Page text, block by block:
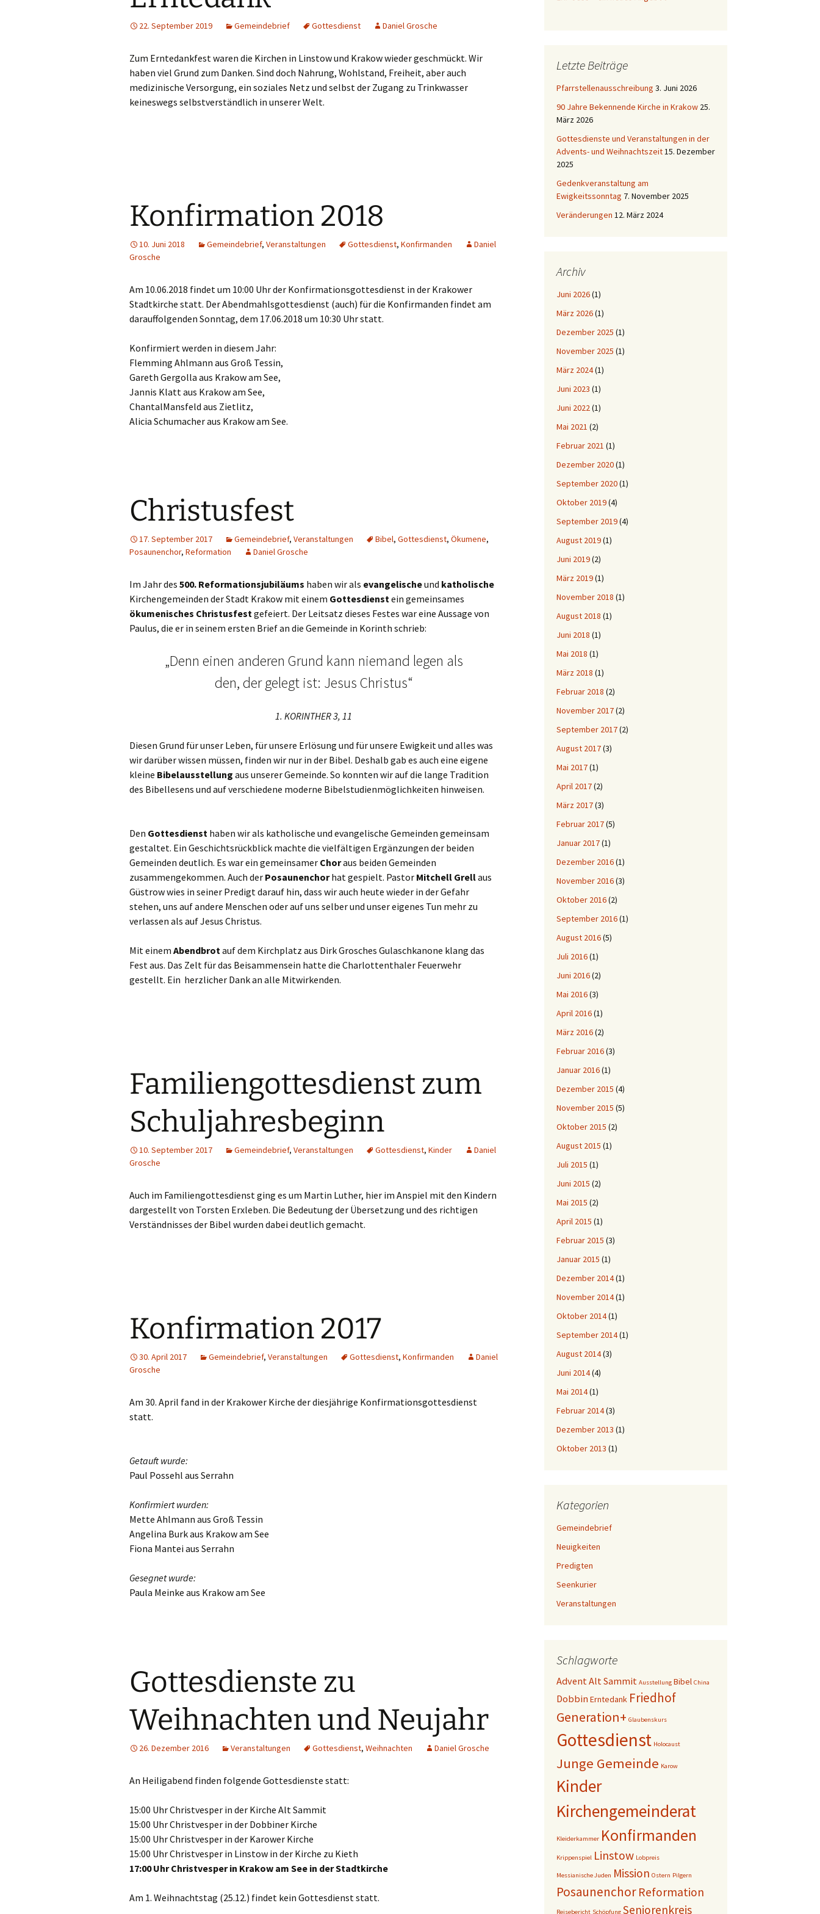
22. September 2019 Gemeindebrief Gottesdienst Daniel Grosche
Zum Erntedankfest waren die Kirchen in Linstow und Krakow wieder geschmückt. Wir
haben viel Grund zum Danken. Sind doch Nahrung, Wohlstand, Freiheit, aber auch
medizinische Versorgung, ein soziales Netz und selbst der Zugang zu Trinkwasser
keineswegs selbstverständlich in unserer Welt.
Konfirmation 2018
10. Juni 2018 Gemeindebrief, Veranstaltungen Gottesdienst, Konfirmanden
Daniel
Grosche
Am 10.06.2018 findet um 10:00 Uhr der Konfirmationsgottesdienst in der Krakower
Stadtkirche statt. Der Abendmahlsgottesdienst (auch) für die Konfirmanden findet am
darauffolgenden Sonntag, dem 17.06.2018 um 10:30 Uhr statt.
Konfirmiert werden in diesem Jahr:
Flemming Ahlmann aus Groß Tessin,
Gareth Gergolla aus Krakow am See,
Jannis Klatt aus Krakow am See,
ChantalMansfeld aus Zietlitz,
Alicia Schumacher aus Krakow am See.
Christusfest
17. September 2017 Gemeindebrief, Veranstaltungen Bibel, Gottesdienst, Ökumene,
Posaunenchor, Reformation Daniel Grosche
Im Jahr des 500. Reformationsjubiläums haben wir als evangelischeund katholische
Kirchengemeinden der Stadt Krakow mit einem Gottesdienstein gemeinsames
ökumenisches Christusfestgefeiert. Der Leitsatz dieses Festes war eine Aussage von
Paulus, die er in seinem ersten Brief an die Gemeinde in Korinth schrieb:
„Denn einen anderen Grund kann niemand legen als
den, der gelegt ist: Jesus Christus“
1. KORINTHER 3, 11
Diesen Grund für unser Leben, für unsere Erlösung und für unsere Ewigkeit und alles was
wir darüber wissen müssen, finden wir nur in der Bibel. Deshalb gab es auch eine eigene
kleine Bibelausstellung aus unserer Gemeinde. So konnten wir auf die lange Tradition
des Bibellesens und auf verschiedene moderne Bibelstudienmöglichkeiten hinweisen.
Den Gottesdienst haben wir als katholische und evangelische Gemeinden gemeinsam
gestaltet. Ein Geschichtsrückblick machte die vielfältigen Ergänzungen der beiden
Gemeinden deutlich. Es war ein gemeinsamer Choraus beiden Gemeinden
zusammengekommen. Auch der Posaunenchorhat gespielt. Pastor Mitchell Grellaus
Güstrow wies in seiner Predigt darauf hin, dass wir auch heute wieder in der Gefahr
stehen, uns auf andere Menschen oder auf uns selber und unser eigenes Tun mehr zu
verlassen als auf Jesus Christus.
Mit einem Abendbrotauf dem Kirchplatz aus Dirk Grosches Gulaschkanone klang das
Fest aus. Das Zelt für das Beisammensein hatte die Charlottenthaler Feuerwehr
gestellt. Ein herzlicher Dank an alle Mitwirkenden.
Familiengottesdienst zum
Schuljahresbeginn
10. September 2017 Gemeindebrief, Veranstaltungen Gottesdienst, Kinder
Daniel
Grosche
Auch im Familiengottesdienst ging es um Martin Luther, hier im Anspiel mit den Kindern
dargestellt von Torsten Erxleben. Die Bedeutung der Übersetzung und des richtigen
Verständnisses der Bibel wurden dabei deutlich gemacht.
Konfirmation 2017
30. April 2017 Gemeindebrief, Veranstaltungen Gottesdienst, Konfirmanden
Daniel
Grosche
Am 30. April fand in der Krakower Kirche der diesjährige Konfirmationsgottesdienst
statt.
Getauft wurde:
Paul Possehl aus Serrahn
Konfirmiert wurden:
Mette Ahlmann aus Groß Tessin
Angelina Burk aus Krakow am See
Fiona Mantei aus Serrahn
Gesegnet wurde:
Paula Meinke aus Krakow am See
Gottesdienste zu
Weihnachten und Neujahr
26. Dezember 2016 Veranstaltungen Gottesdienst, Weihnachten Daniel Grosche
An Heiligabend finden folgende Gottesdienste statt:
15:00 Uhr Christvesper in der Kirche Alt Sammit
15:00 Uhr Christvesper in der Dobbiner Kirche
15:00 Uhr Christvesper in der Karower Kirche
15:00 Uhr Christvesper in Linstow in der Kirche zu Kieth
17:00 Uhr Christvesper in Krakow am See in der Stadtkirche
Am 1. Weihnachtstag (25.12.) findet kein Gottesdienst statt.
Letzte Beiträge
Pfarrstellenausschreibung 3. Juni 2026
90 Jahre Bekennende Kirche in Krakow 25.
März 2026
Gottesdienste und Veranstaltungen in der
Advents- und Weihnachtszeit15. Dezember
2025
Gedenkveranstaltung am
Ewigkeitssonntag 7. November 2025
Veränderungen 12. März 2024
Archiv
Juni 2026(1)
März 2026(1)
Dezember 2025 (1)
November 2025 (1)
März 2024(1)
Juni 2023 (1)
Juni 2022(1)
Mai 2021 (2)
Februar 2021 (1)
Dezember 2020(1)
September 2020(1)
Oktober 2019(4)
September 2019(4)
August 2019(1)
Juni 2019(2)
März 2019(1)
November 2018 (1)
August 2018 (1)
Juni 2018 (1)
Mai 2018 (1)
März 2018 (1)
Februar 2018 (2)
November 2017(2)
September 2017(2)
August 2017(3)
Mai 2017(1)
April 2017(2)
März 2017(3)
Februar 2017(5)
Januar 2017(1)
Dezember 2016(1)
November 2016(3)
Oktober 2016(2)
September 2016(1)
August 2016(5)
Juli 2016(1)
Juni 2016(2)
Mai 2016(3)
April 2016(1)
März 2016(2)
Februar 2016(3)
Januar 2016(1)
Dezember 2015 (4)
November 2015 (5)
Oktober 2015 (2)
August 2015 (1)
Juli 2015 (1)
Juni 2015 (2)
Mai 2015 (2)
April 2015 (1)
Februar 2015 (3)
Januar 2015 (1)
Dezember 2014(1)
November 2014(1)
Oktober 2014(1)
September 2014(1)
August 2014(3)
Juni 2014(4)
Mai 2014(1)
Februar 2014(3)
Dezember 2013 (1)
Oktober 2013 (1)
Kategorien
Gemeindebrief
Neuigkeiten
Predigten
Seenkurier
Veranstaltungen
Schlagworte
AdventAlt Sammit Ausstellung Bibel China
Dobbin Erntedank Friedhof
Generation+ Glaubenskurs
Gottesdienst Holocaust
Junge Gemeinde Karow
Kinder
Kirchengemeinderat
Kleiderkammer Konfirmanden
Krippenspiel Linstow Lobpreis
Messianische Juden Mission Ostern Pilgern
Posaunenchor Reformation
Reisebericht Schöpfung Seniorenkreis